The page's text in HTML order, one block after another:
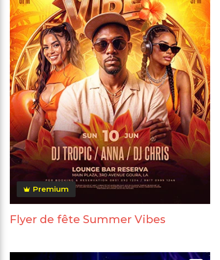
Premium
Flyer de fête Summer Vibes